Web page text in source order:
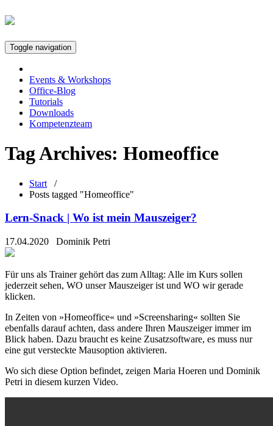
Toggle navigation
Events & Workshops
Office-Blog
Tutorials
Downloads
Kompetenzteam
Tag Archives: Homeoffice
Start /
Posts tagged "Homeoffice"
Lern-Snack | Wo ist mein Mauszeiger?
17.04.2020 Dominik Petri
Für uns als Trainer gehört das zum Alltag: Alle im Kurs sollen
jederzeit sehen, WO unser Mauszeiger ist und WO wir gerade
klicken.
In Zeiten von »Homeoffice« und »Screensharing« sollten Sie
ebenfalls darauf achten, dass andere Ihren Mauszeiger immer im
Blick haben. Dazu braucht es keine Zusatzsoftware, es muss nur
eine gut versteckte Mausoption aktivieren.
Wo sich diese Option befindet, zeigen Maria Hoeren und Dominik
Petri in diesem kurzen Video.